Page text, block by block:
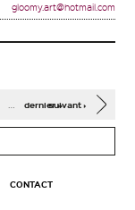
gloomy.art@hotmail.com
… suivant ›
dernier »
CONTACT